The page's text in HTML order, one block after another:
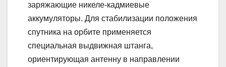
заряжающие никеле-кадмиевые
аккумуляторы. Для стабилизации положения
спутника на орбите применяется
специальная выдвижная штанга,
ориентирующая антенну в направлении